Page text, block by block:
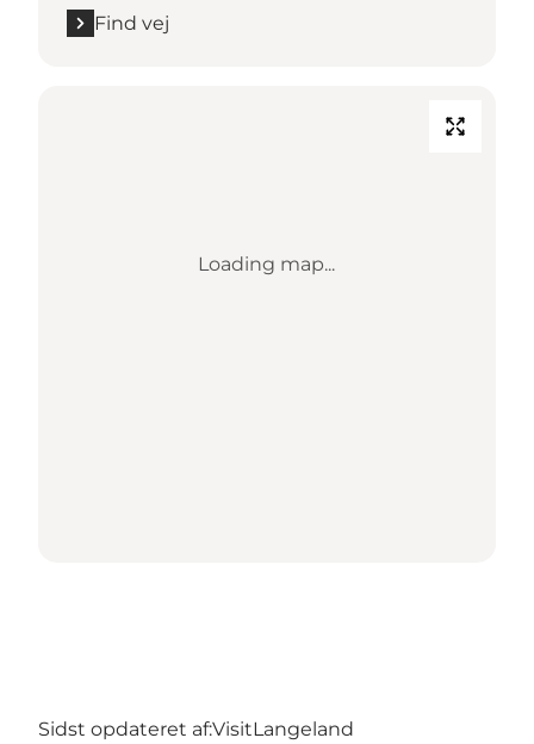
Find vej
Loading map...
Sidst opdateret af:VisitLangeland